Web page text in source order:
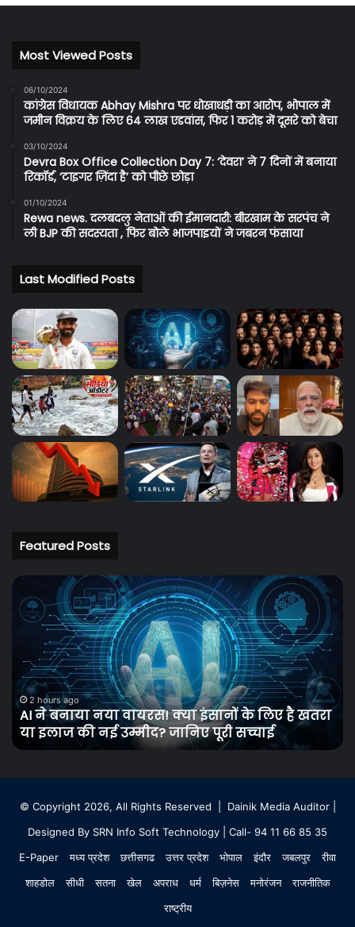
Most Viewed Posts
06/10/2024
कांग्रेस विधायक Abhay Mishra पर धोखाधड़ी का आरोप, भोपाल में
जमीन विक्रय के लिए 64 लाख एडवांस, फिर 1 करोड़ में दूसरे को बेचा
03/10/2024
Devra Box Office Collection Day 7: ‘देवरा’ ने 7 दिनों में बनाया
रिकॉर्ड, ‘टाइगर ज़िंदा है’ को पीछे छोड़ा
01/10/2024
Rewa news. दलबदलु नेताओं की ईमानदारी: बीरखाम के सरपंच ने
ली BJP की सदस्यता , फिर बोले भाजपाइयों ने जबरन फंसाया
Last Modified Posts
Featured Posts
The
Traitors
Season
Trailer:
करण
जौहर
फिर
बनेंगे
‘मास्टरमाइंड’,
21
बीच
होगी
धोखे
2 hours ago
The Traitors Season 2 Trailer: करण जौहर फिर बनेंगे
‘मास्टरमाइंड’, 21 सितारों के बीच शुरू होगी चालबाजी और
धोखे की जंग
© Copyright 2026, All Rights Reserved | Dainik Media Auditor|
Designed By SRN Info Soft Technology | Call- 94 11 66 85 35
E-Paper
मध्य प्रदेश छत्तीसगढ उत्तर प्रदेश भोपाल इंदौर जबलपुर
रीवा
शाहडोल
सीधी सतना खेल अपराध धर्म बिज़नेस मनोरंजन
राजनीतिक
राष्ट्रीय